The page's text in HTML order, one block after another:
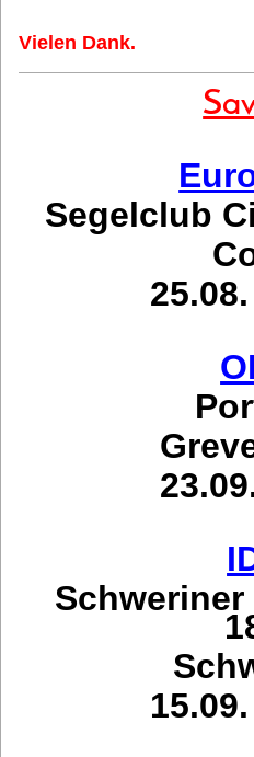
Vielen Dank.
Segelclub